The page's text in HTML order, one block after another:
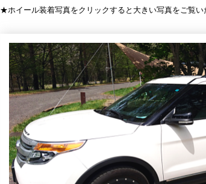
★ホイール装着写真をクリックすると大きい写真をご覧い